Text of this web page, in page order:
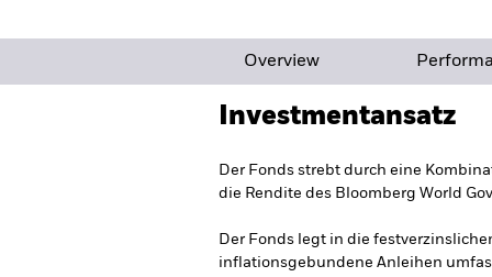
Overview
Investmentansatz
Der Fonds strebt durch eine
die Rendite des Bloomberg World
Der Fonds legt in die
inflationsgebundene Anleihen